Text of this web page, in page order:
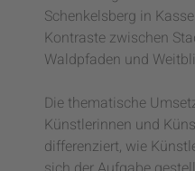
Schenkelsberg in
Kontraste zwischen
Waldpfaden und
Die thematische
Künstlerinnen und
differenziert, wie